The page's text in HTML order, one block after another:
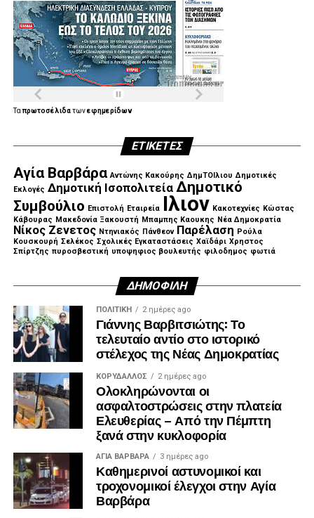
Ταπρωτοσέλιδατωνεφημερίδων
ΕΤΙΚΈΤΕΣ
Αγία Βαρβάρα Αντώνης Κακούρης ΔημΤΟΙλιου Δημοτικές
Εκλογές Δημοτική Ισοπολιτεία Δημοτικό
Συμβούλιο Επιστολή Εταιρεία Ιλιον Κακοτεχνίες Κώστας
Κάβουρας Μακεδονία Ξακουστή Μπαμπης Καουκης Νέα Δημοκρατία
Νίκος Ζενετος Ντηνιακός Πάνθεον Παρέλαση Ρούλα
Κουσκουρή Σελέκος Σχολικές Εγκαταστάσεις Χαϊδάρι Χρηστος
Σπίρτζης πυροσβεστική υποψηφιος βουλευτής φιλοδημος φωτιά
ΔΗΜΟΦΙΛΉ
ΠΟΛΙΤΙΚΉ 2 ημέρες ago
Γιάννης Βαρβιτσιώτης: Το
τελευταίο αντίο στο ιστορικό
στέλεχος της Νέας Δημοκρατίας
ΚΟΡΥΔΑΛΛΟΣ 2 ημέρες ago
Ολοκληρώνονται οι
ασφαλτοστρώσεις στην πλατεία
Ελευθερίας – Από την Πέμπτη
ξανά στην κυκλοφορία
ΑΓΙΑ ΒΑΡΒΑΡΑ 3 ημέρες ago
Καθημερινοί αστυνομικοί και
τροχονομικοί έλεγχοι στην Αγία
Βαρβάρα